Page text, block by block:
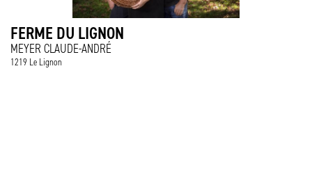
FERME DU LIGNON
MEYER CLAUDE-ANDRÉ
1219 Le Lignon